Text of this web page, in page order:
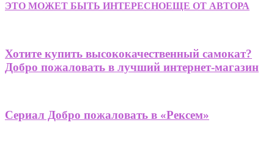
ЭТО МОЖЕТ БЫТЬ ИНТЕРЕСНОЕЩЕ ОТ АВТОРА
Хотите купить высококачественный самокат?
Добро пожаловать в лучший интернет-магазин
Сериал Добро пожаловать в «Рексем»